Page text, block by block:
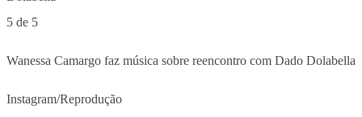
5 de 5
Wanessa Camargo faz música sobre reencontro com Dado Dolabella
Instagram/Reprodução